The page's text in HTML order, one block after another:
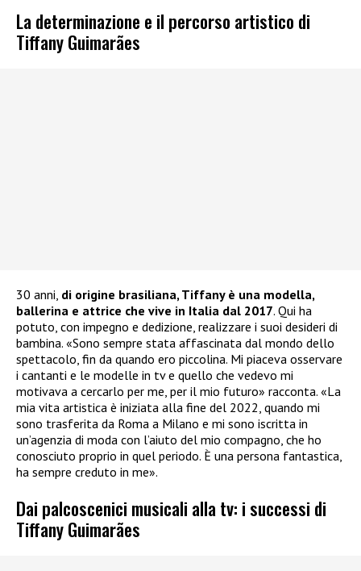
La determinazione e il percorso artistico di
Tiffany Guimarães
30 anni, di origine brasiliana, Tiffany è una modella,
ballerina e attrice che vive in Italia dal 2017. Qui ha
potuto, con impegno e dedizione, realizzare i suoi desideri di
bambina. «Sono sempre stata affascinata dal mondo dello
spettacolo, fin da quando ero piccolina. Mi piaceva osservare
i cantanti e le modelle in tv e quello che vedevo mi
motivava a cercarlo per me, per il mio futuro» racconta. «La
mia vita artistica è iniziata alla fine del 2022, quando mi
sono trasferita da Roma a Milano e mi sono iscritta in
un’agenzia di moda con l’aiuto del mio compagno, che ho
conosciuto proprio in quel periodo. È una persona fantastica,
ha sempre creduto in me».
Dai palcoscenici musicali alla tv: i successi di
Tiffany Guimarães